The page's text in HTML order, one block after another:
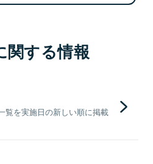
関する情報
覧を実施日の新しい順に掲載